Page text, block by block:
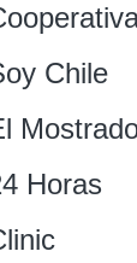
Chile
Horas